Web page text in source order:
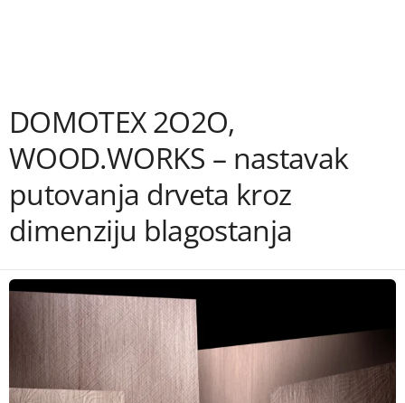
DOMOTEX 2O2O,
WOOD.WORKS – nastavak
putovanja drveta kroz
dimenziju blagostanja